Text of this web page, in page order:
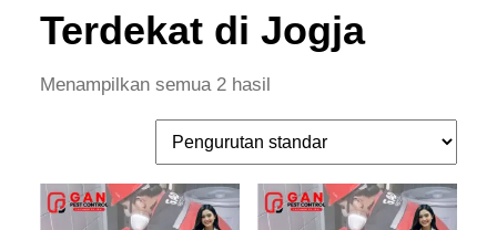
Terdekat di Jogja
Menampilkan semua 2 hasil